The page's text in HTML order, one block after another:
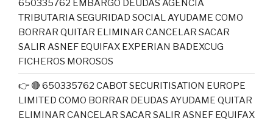
650335762 EMBARGO DEUDAS AGENCIA
TRIBUTARIA SEGURIDAD SOCIAL AYUDAME COMO
BORRAR QUITAR ELIMINAR CANCELAR SACAR
SALIR ASNEF EQUIFAX EXPERIAN BADEXCUG
FICHEROS MOROSOS
👉 🔴 650335762 CABOT SECURITISATION EUROPE
LIMITED COMO BORRAR DEUDAS AYUDAME QUITAR
ELIMINAR CANCELAR SACAR SALIR ASNEF EQUIFAX